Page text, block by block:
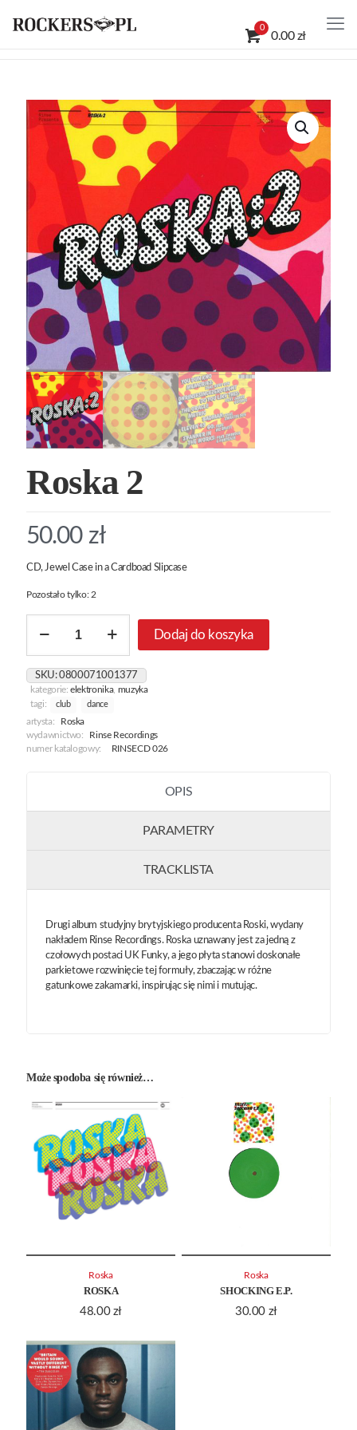
0
0.00 zł
Roska 2
50.00 zł
CD, Jewel Case in a Cardboad Slipcase
Pozostało tylko: 2
Roska
Dodaj do koszyka
SKU:0800071001377
kategorie:elektronika, muzyka
tagi:
club dance
artysta:
Roska
wydawnictwo:
Rinse Recordings
numer katalogowy:
RINSECD 026
OPIS
PARAMETRY
TRACKLISTA
Drugi album studyjny brytyjskiego producenta Roski, wydany
nakładem Rinse Recordings. Roska uznawany jest za jedną z
czołowych postaci UK Funky, a jego płyta stanowi doskonałe
parkietowe rozwinięcie tej formuły, zbaczając w różne
gatunkowe zakamarki, inspirując się nimi i mutując.
Może spodoba się również…
ROSKA
48.00 zł
Roska
SHOCKING E.P.
30.00 zł
Roska